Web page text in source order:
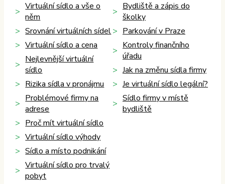
Virtuální sídlo a vše o
něm
Srovnání virtuálních sídel
Virtuální sídlo a cena
Nejlevnější virtuální
sídlo
Rizika sídla v pronájmu
Problémové firmy na
adrese
Proč mít virtuální sídlo
Virtuální sídlo výhody
Sídlo a místo podnikání
Virtuální sídlo pro trvalý
pobyt
Bydliště a zápis do
školky
Parkování v Praze
Kontroly finančního
úřadu
Jak na změnu sídla firmy
Je virtuální sídlo legální?
Sídlo firmy v místě
bydliště